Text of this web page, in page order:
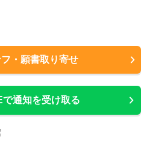
・願書取り寄せ
で通知を受け取る